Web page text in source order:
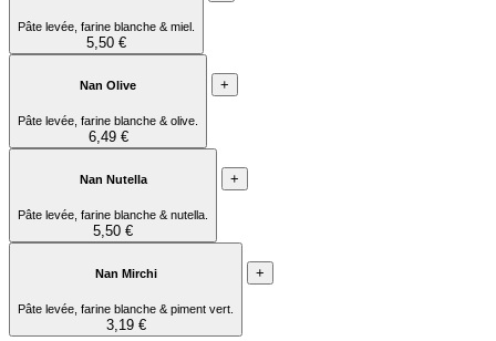
Pâte levée, farine blanche & miel.
5,50 €
Nan Olive
Pâte levée, farine blanche & olive.
6,49 €
+
Nan Nutella
Pâte levée, farine blanche & nutella.
5,50 €
+
Nan Mirchi
Pâte levée, farine blanche & piment vert.
3,19 €
+